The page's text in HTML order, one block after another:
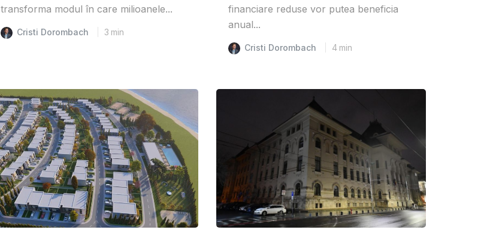
transforma modul în care milioanele...
Cristi Dorombach 3 min
financiare reduse vor putea beneficia
anual...
Cristi Dorombach 4 min